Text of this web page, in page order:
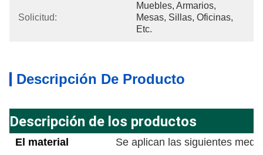
Solicitud:
Muebles, Armarios,
Mesas, Sillas, Oficinas,
Etc.
Descripción De Producto
Descripción de los productos
El material
Se aplican las siguientes